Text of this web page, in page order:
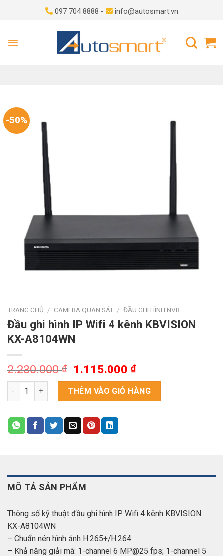
097 704 8888 - info@autosmart.vn
-50%
TRANG CHỦ / CAMERA QUAN SÁT / ĐẦU GHI HÌNH NVR
Đầu ghi hình IP Wifi 4 kênh KBVISION
KX-A8104WN
2.230.000₫
Giá
gốc
là:
2.230.000 ₫.
1.115.000₫Giá
hiện
tại
là:
Đầu ghi hình IP Wifi 4 kênh KBVISION KX-A8104WN số lượng
THÊM VÀO GIỎ HÀNG
MÔ TẢ SẢN PHẨM
Thông số kỹ thuật đầu ghi hình IP Wifi 4 kênh KBVISION
KX-A8104WN
– Chuẩn nén hình ảnh H.265+/H.264
– Khả năng giải mã: 1-channel 6 MP@25 fps; 1-channel 5